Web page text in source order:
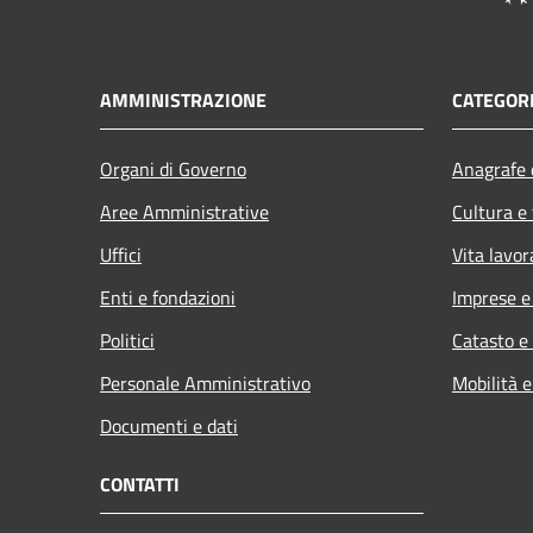
AMMINISTRAZIONE
Organi di Governo
Aree Amministrative
Uffici
Enti e fondazioni
Politici
Personale Amministrativo
Documenti e dati
Cultura
Vita
Imprese
Catasto
Mobilità
CONTATTI